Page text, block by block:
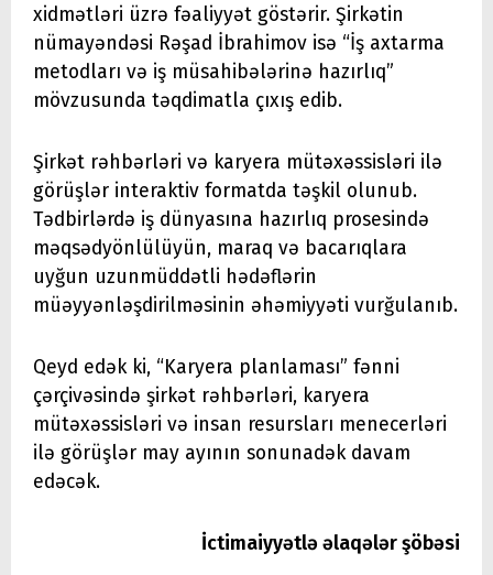
xidmətləri üzrə fəaliyyət göstərir. Şirkətin
nümayəndəsi Rəşad İbrahimov isə “İş axtarma
metodları və iş müsahibələrinə hazırlıq”
mövzusunda təqdimatla çıxış edib.
Şirkət rəhbərləri və karyera mütəxəssisləri ilə
görüşlər interaktiv formatda təşkil olunub.
Tədbirlərdə iş dünyasına hazırlıq prosesində
məqsədyönlülüyün, maraq və bacarıqlara
uyğun uzunmüddətli hədəflərin
müəyyənləşdirilməsinin əhəmiyyəti vurğulanıb.
Qeyd edək ki, “Karyera planlaması” fənni
çərçivəsində şirkət rəhbərləri, karyera
mütəxəssisləri və insan resursları menecerləri
ilə görüşlər may ayının sonunadək davam
edəcək.
İctimaiyyətlə əlaqələr şöbəsi